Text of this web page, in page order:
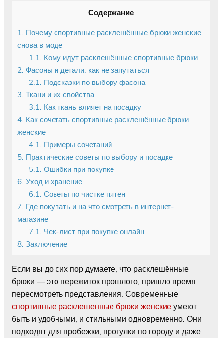
Содержание
1. Почему спортивные расклешённые брюки женские
снова в моде
1.1. Кому идут расклешённые спортивные брюки
2. Фасоны и детали: как не запутаться
2.1. Подсказки по выбору фасона
3. Ткани и их свойства
3.1. Как ткань влияет на посадку
4. Как сочетать спортивные расклешённые брюки
женские
4.1. Примеры сочетаний
5. Практические советы по выбору и посадке
5.1. Ошибки при покупке
6. Уход и хранение
6.1. Советы по чистке пятен
7. Где покупать и на что смотреть в интернет-
магазине
7.1. Чек-лист при покупке онлайн
8. Заключение
Если вы до сих пор думаете, что расклешённые
брюки — это пережиток прошлого, пришло время
пересмотреть представления. Современные
спортивные расклешенные брюки женские умеют
быть и удобными, и стильными одновременно. Они
подходят для пробежки, прогулки по городу и даже